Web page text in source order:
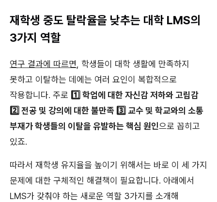
재학생 중도 탈락율을 낮추는 대학 LMS의
3가지 역할
연구 결과에 따르면, 학생들이 대학 생활에 만족하지
못하고 이탈하는 데에는 여러 요인이 복합적으로
작용합니다. 주로 1️⃣ 학업에 대한 자신감 저하와 고립감
2️⃣ 전공 및 강의에 대한 불만족 3️⃣ 교수 및 학교와의 소통
부재가 학생들의 이탈을 유발하는 핵심 원인으로 꼽히고
있죠.
따라서 재학생 유지율을 높이기 위해서는 바로 이 세 가지
문제에 대한 구체적인 해결책이 필요합니다. 아래에서
LMS가 갖춰야 하는 새로운 역할 3가지를 소개해